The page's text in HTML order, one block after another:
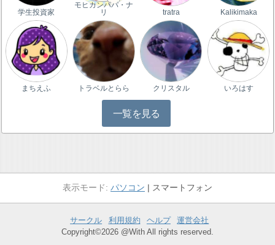
学生投資家
モヒカンパパ・ナ
リ
tratra Kalikimaka
まちえふ トラベルとらら クリスタル いろはす
一覧を見る
パソコン スマートフォン
サークル 利用規約 ヘルプ
運営会社
Copyright©2026 @With All rights reserved.